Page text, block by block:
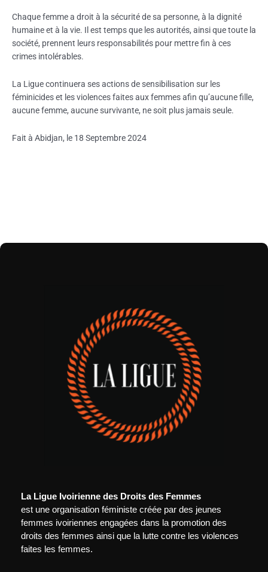
Chaque femme a droit à la sécurité de sa personne, à la dignité
humaine et à la vie. Il est temps que les autorités, ainsi que toute la
société, prennent leurs responsabilités pour mettre fin à ces
crimes intolérables.
La Ligue continuera ses actions de sensibilisation sur les
féminicides et les violences faites aux femmes afin qu’aucune fille,
aucune femme, aucune survivante, ne soit plus jamais seule.
Fait à Abidjan, le 18 Septembre 2024
La Ligue Ivoirienne des Droits des Femmes
est une organisation féministe créée par des jeunes
femmes ivoiriennes engagées dans la promotion des
droits des femmes ainsi que la lutte contre les violences
faites les femmes.